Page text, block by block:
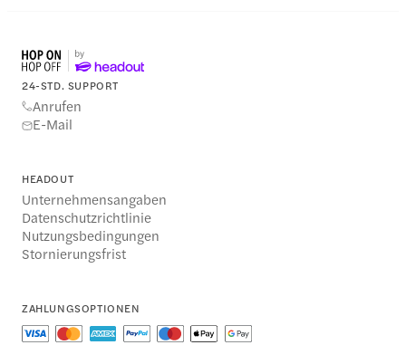
24-STD. SUPPORT
Anrufen
E-Mail
HEADOUT
Unternehmensangaben
Datenschutzrichtlinie
Nutzungsbedingungen
Stornierungsfrist
ZAHLUNGSOPTIONEN